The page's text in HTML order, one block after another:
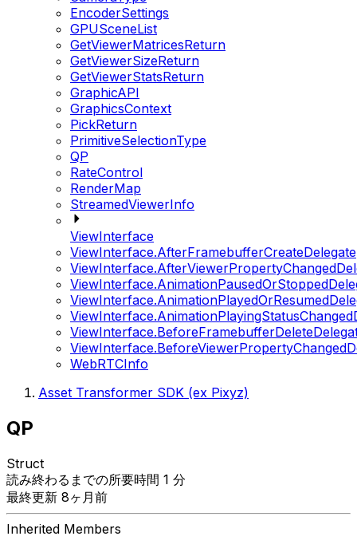
EncoderSettings
GPUSceneList
GetViewerMatricesReturn
GetViewerSizeReturn
GetViewerStatsReturn
GraphicAPI
GraphicsContext
PickReturn
PrimitiveSelectionType
QP
RateControl
RenderMap
StreamedViewerInfo
ViewInterface
ViewInterface.AfterFramebufferCreateDelegate
WebRTCInfo
Asset Transformer SDK (ex Pixyz)
QP
Struct
読み終わるまでの所要時間 1 分
最終更新 8ヶ月前
Inherited Members